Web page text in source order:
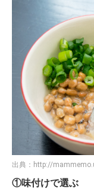
出典： http://
①味付けで選ぶ